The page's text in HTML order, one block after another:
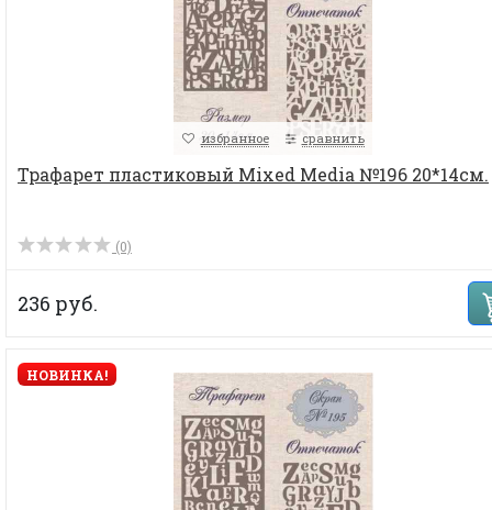
избранное сравнить
Трафарет пластиковый Mixed Media №196 20*14см.
(0)
236 руб.
НОВИНКА!